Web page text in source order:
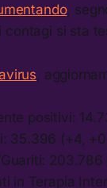
,
contagi si sta
,
positivi:
35.396 (+4,
in Terapia